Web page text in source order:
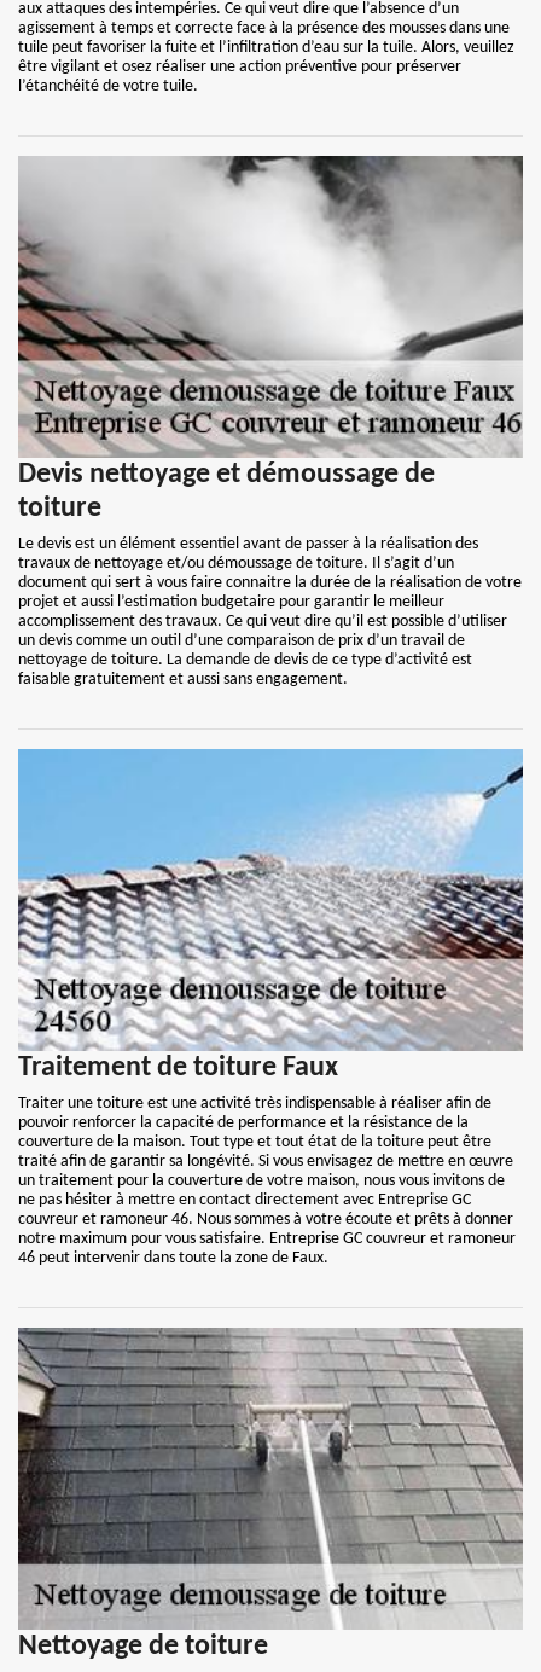
aux attaques des intempéries. Ce qui veut dire que l’absence d’un
agissement à temps et correcte face à la présence des mousses dans une
tuile peut favoriser la fuite et l’infiltration d’eau sur la tuile. Alors, veuillez
être vigilant et osez réaliser une action préventive pour préserver
l’étanchéité de votre tuile.
Devis nettoyage et démoussage de
toiture
Le devis est un élément essentiel avant de passer à la réalisation des
travaux de nettoyage et/ou démoussage de toiture. Il s’agit d’un
document qui sert à vous faire connaitre la durée de la réalisation de votre
projet et aussi l’estimation budgetaire pour garantir le meilleur
accomplissement des travaux. Ce qui veut dire qu’il est possible d’utiliser
un devis comme un outil d’une comparaison de prix d’un travail de
nettoyage de toiture. La demande de devis de ce type d’activité est
faisable gratuitement et aussi sans engagement.
Traitement de toiture Faux
Traiter une toiture est une activité très indispensable à réaliser afin de
pouvoir renforcer la capacité de performance et la résistance de la
couverture de la maison. Tout type et tout état de la toiture peut être
traité afin de garantir sa longévité. Si vous envisagez de mettre en œuvre
un traitement pour la couverture de votre maison, nous vous invitons de
ne pas hésiter à mettre en contact directement avec Entreprise GC
couvreur et ramoneur 46. Nous sommes à votre écoute et prêts à donner
notre maximum pour vous satisfaire. Entreprise GC couvreur et ramoneur
46 peut intervenir dans toute la zone de Faux.
Nettoyage de toiture